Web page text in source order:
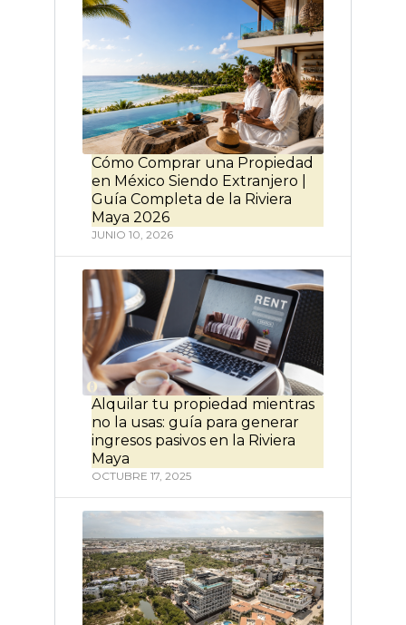
Cómo Comprar una Propiedad
en México Siendo Extranjero |
Guía Completa de la Riviera
Maya 2026
JUNIO 10, 2026
Alquilar tu propiedad mientras
no la usas: guía para generar
ingresos pasivos en la Riviera
Maya
OCTUBRE 17, 2025